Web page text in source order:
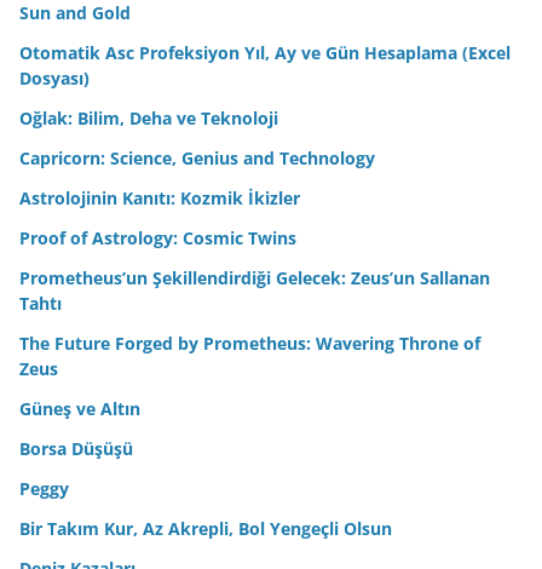
Sun and Gold
Otomatik Asc Profeksiyon Yıl, Ay ve Gün Hesaplama (Excel
Dosyası)
Oğlak: Bilim, Deha ve Teknoloji
Capricorn: Science, Genius and Technology
Astrolojinin Kanıtı: Kozmik İkizler
Proof of Astrology: Cosmic Twins
Prometheus’un Şekillendirdiği Gelecek: Zeus’un Sallanan
Tahtı
The Future Forged by Prometheus: Wavering Throne of
Zeus
Güneş ve Altın
Borsa Düşüşü
Peggy
Bir Takım Kur, Az Akrepli, Bol Yengeçli Olsun